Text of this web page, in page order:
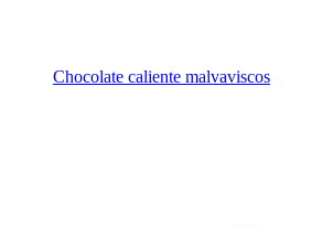
Chocolate caliente malvaviscos